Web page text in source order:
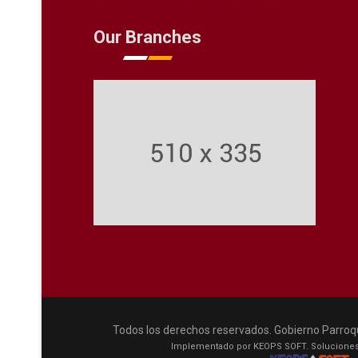
Our Branches
Todos los derechos reservados. Gobierno
Implementado por KEOPS SOFT.